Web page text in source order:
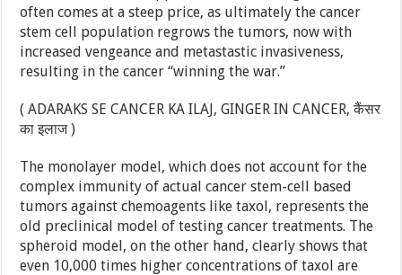
often comes at a steep price, as ultimately the cancer
stem cell population regrows the tumors, now with
increased vengeance and metastastic invasiveness,
resulting in the cancer “winning the war.”
( ADARAKS SE CANCER KA ILAJ, GINGER IN CANCER, कैंसर
का इलाज )
The monolayer model, which does not account for the
complex immunity of actual cancer stem-cell based
tumors against chemoagents like taxol, represents the
old preclinical model of testing cancer treatments. The
spheroid model, on the other hand, clearly shows that
even 10,000 times higher concentrations of taxol are